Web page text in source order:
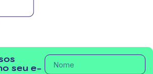
seu e-